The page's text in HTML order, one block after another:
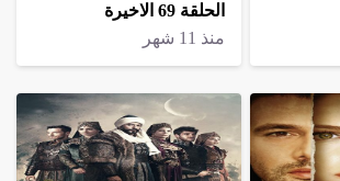
الحلقة 69 الاخيرة
منذ 11 شهر